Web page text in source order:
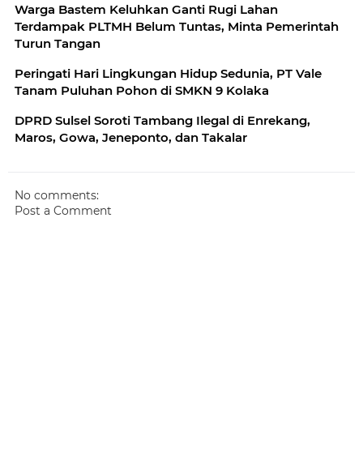
Warga Bastem Keluhkan Ganti Rugi Lahan
Terdampak PLTMH Belum Tuntas, Minta Pemerintah
Turun Tangan
Peringati Hari Lingkungan Hidup Sedunia, PT Vale
Tanam Puluhan Pohon di SMKN 9 Kolaka
DPRD Sulsel Soroti Tambang Ilegal di Enrekang,
Maros, Gowa, Jeneponto, dan Takalar
No comments:
Post a Comment